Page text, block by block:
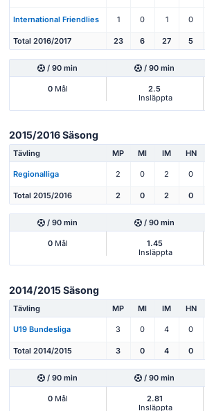
International Friendlies 1 0 1 0
Total 2016/2017 23 6 27 5
/ 90 min / 90 min
0Mål
2.5
Insläppta
2015/2016 Säsong
Tävling MP Ml IM HN
Regionalliga 2 0 2 0
Total 2015/2016 2 0 2 0
/ 90 min / 90 min
0Mål
1.45
Insläppta
2014/2015 Säsong
Tävling MP Ml IM HN
U19 Bundesliga 3 0 4 0
Total 2014/2015 3 0 4 0
/ 90 min / 90 min
0Mål
2.81
Insläppta